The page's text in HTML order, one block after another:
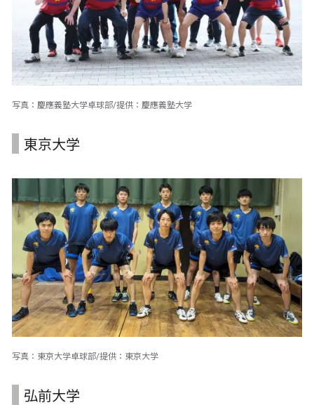
写真：慶應義塾大学卓球部/提供：慶應義塾大学
東京大学
写真：東京大学卓球部/提供：東京大学
弘前大学